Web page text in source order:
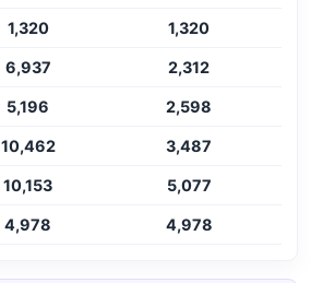
1,320 1,320
6,937 2,312
5,196 2,598
10,462 3,487
10,153 5,077
4,978 4,978